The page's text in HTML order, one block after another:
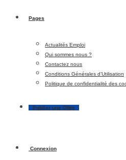
Pages
Actualités Emploi
Qui sommes nous ?
Contactez nous
Conditions Générales d’Utilisation
Politique de confidentialité des
Publier une Offre
Connexion